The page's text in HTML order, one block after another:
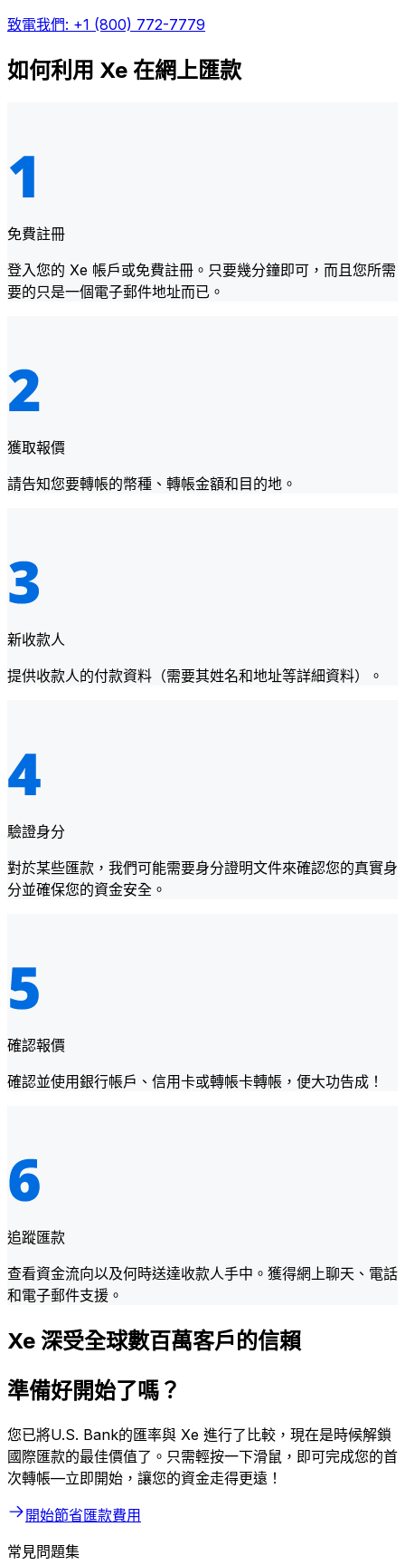
致電我們: +1 (800) 772-7779
如何利用 Xe 在網上匯款
免費註冊
登入您的 Xe 帳戶或免費註冊。只要幾分鐘即可，而且您所需
要的只是一個電子郵件地址而已。
獲取報價
請告知您要轉帳的幣種、轉帳金額和目的地。
新收款人
提供收款人的付款資料（需要其姓名和地址等詳細資料）。
驗證身分
對於某些匯款，我們可能需要身分證明文件來確認您的真實身
分並確保您的資金安全。
確認報價
確認並使用銀行帳戶、信用卡或轉帳卡轉帳，便大功告成！
追蹤匯款
查看資金流向以及何時送達收款人手中。獲得網上聊天、電話
和電子郵件支援。
Xe 深受全球數百萬客戶的信賴
準備好開始了嗎？
您已將U.S. Bank的匯率與 Xe 進行了比較，現在是時候解鎖
國際匯款的最佳價值了。只需輕按一下滑鼠，即可完成您的首
次轉帳—立即開始，讓您的資金走得更遠！
開始節省匯款費用
常見問題集